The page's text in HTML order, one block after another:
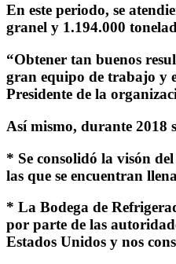
En este periodo, se
granel y 1.194.000
“Obtener tan buenos
gran equipo de trabajo y
Presidente de la
Así mismo, durante 2018
* Se consolidó la visón
las que se encuentran
* La Bodega de
por parte de las
Estados Unidos y nos